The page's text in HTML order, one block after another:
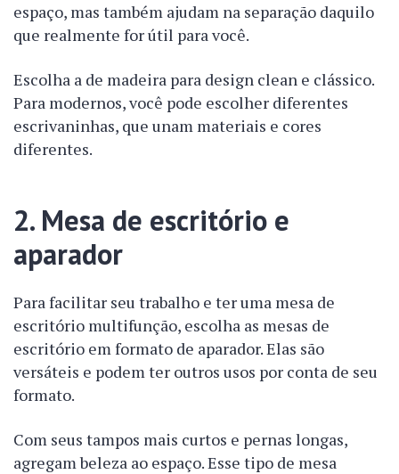
espaço, mas também ajudam na separação daquilo
que realmente for útil para você.
Escolha a de madeira para design clean e clássico.
Para modernos, você pode escolher diferentes
escrivaninhas, que unam materiais e cores
diferentes.
2. Mesa de escritório e
aparador
Para facilitar seu trabalho e ter uma mesa de
escritório multifunção, escolha as mesas de
escritório em formato de aparador. Elas são
versáteis e podem ter outros usos por conta de seu
formato.
Com seus tampos mais curtos e pernas longas,
agregam beleza ao espaço. Esse tipo de mesa